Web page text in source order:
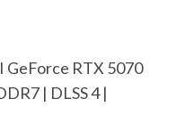
GeForce RTX 5070
| DLSS 4 |